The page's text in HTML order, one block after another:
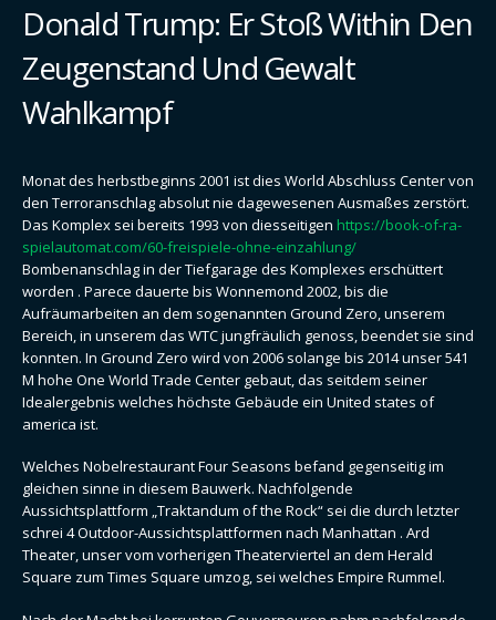
Donald Trump: Er Stoß Within Den
Zeugenstand Und Gewalt
Wahlkampf
Monat des herbstbeginns 2001 ist dies World Abschluss Center von
den Terroranschlag absolut nie dagewesenen Ausmaßes zerstört.
Das Komplex sei bereits 1993 von diesseitigen https://book-of-ra-
spielautomat.com/60-freispiele-ohne-einzahlung/
Bombenanschlag in der Tiefgarage des Komplexes erschüttert
worden . Parece dauerte bis Wonnemond 2002, bis die
Aufräumarbeiten an dem sogenannten Ground Zero, unserem
Bereich, in unserem das WTC jungfräulich genoss, beendet sie sind
konnten. In Ground Zero wird von 2006 solange bis 2014 unser 541
M hohe One World Trade Center gebaut, das seitdem seiner
Idealergebnis welches höchste Gebäude ein United states of
america ist.
Welches Nobelrestaurant Four Seasons befand gegenseitig im
gleichen sinne in diesem Bauwerk. Nachfolgende
Aussichtsplattform „Traktandum of the Rock“ sei die durch letzter
schrei 4 Outdoor-Aussichtsplattformen nach Manhattan . Ard
Theater, unser vom vorherigen Theaterviertel an dem Herald
Square zum Times Square umzog, sei welches Empire Rummel.